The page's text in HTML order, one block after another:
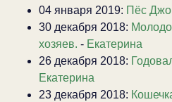
04 января 2019: Пёс
30 декабря 2018:
хозяев. - Екатерина
26 декабря 2018:
Екатерина
23 декабря 2018: